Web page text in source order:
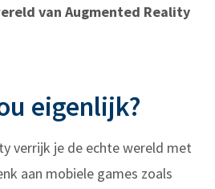
van Augmented Reality
eigenlijk?
verrijk je de echte wereld met
aan mobiele games zoals